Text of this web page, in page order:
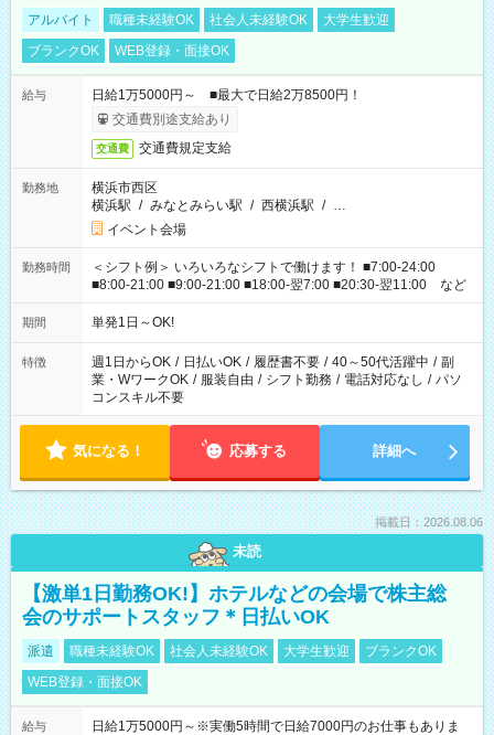
アルバイト 職種未経験OK 社会人未経験OK
大学生歓迎
ブランクOK
WEB登録・面接OK
給与
日給1万5000円～ ■最大で日給2万8500円！
交通費別途支給あり
交通費 交通費規定支給
勤務地
横浜市西区
横浜駅 / みなとみらい駅 / 西横浜駅 / …
イベント会場
勤務時間
＜シフト例＞ いろいろなシフトで働けます！ ■7:00-24:00
■8:00-21:00 ■9:00-21:00 ■18:00-翌7:00 ■20:30-翌11:00 など
期間 単発1日～OK!
特徴 週1日からOK / 日払いOK / 履歴書不要 / 40～50代活躍中 / 副
業・WワークOK / 服装自由 / シフト勤務 / 電話対応なし / パソ
コンスキル不要
気になる！ 応募する 詳細へ
掲載日：2026.08.06
未読
【激単1日勤務OK!】ホテルなどの会場で株主総
会のサポートスタッフ＊日払いOK
派遣 職種未経験OK 社会人未経験OK 大学生歓迎
ブランクOK
WEB登録・面接OK
給与
日給1万5000円～※実働5時間で日給7000円のお仕事もありま